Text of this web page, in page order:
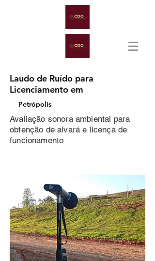
Laudo de Ruído para
Licenciamento em
Petrópolis
Avaliação sonora ambiental para
obtenção de alvará e licença de
funcionamento